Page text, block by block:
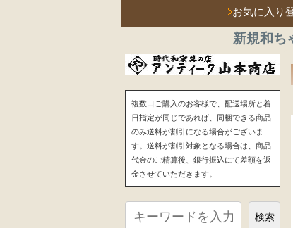
お気に入り
新規和ち
複数口ご購入のお客様で、配送場所と着
日指定が同じであれば、同梱できる商品
のみ送料が割引になる場合がございま
す。送料が割引対象となる場合は、商品
代金のご精算後、銀行振込にて差額を返
金させていただきます。
検索